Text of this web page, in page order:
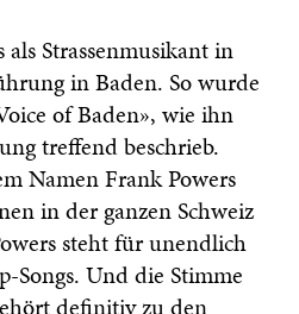
Strassenmusikant in
in Baden. So wurde
of Baden», wie ihn
treffend beschrieb.
Namen Frank Powers
in der ganzen Schweiz
steht für unendlich
Songs. Und die Stimme
definitiv zu den